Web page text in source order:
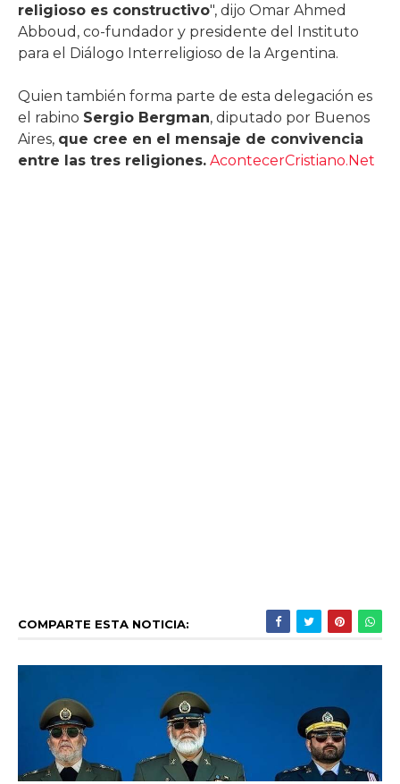
religioso es constructivo", dijo Omar Ahmed
Abboud, co-fundador y presidente del Instituto
para el Diálogo Interreligioso de la Argentina.
Quien también forma parte de esta delegación es
el rabino Sergio Bergman, diputado por Buenos
Aires, que cree en el mensaje de convivencia
entre las tres religiones. AcontecerCristiano.Net
COMPARTE ESTA NOTICIA: